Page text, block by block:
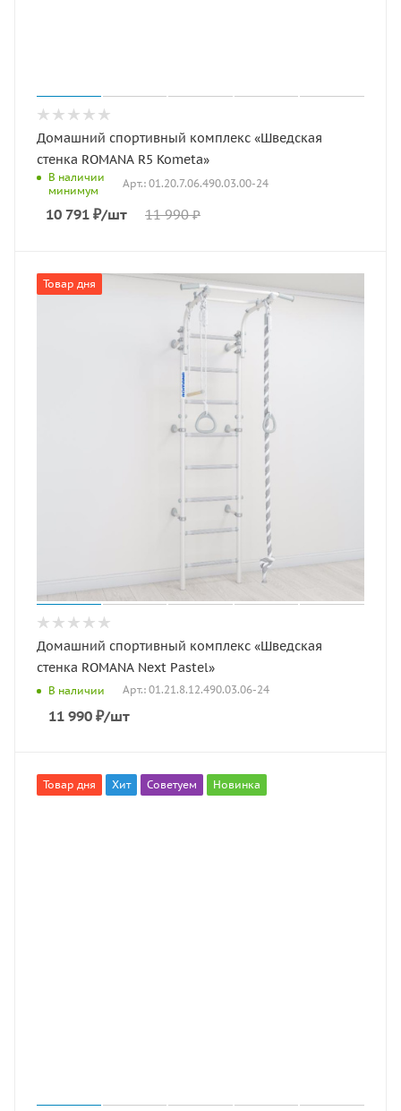
Домашний спортивный комплекс «Шведская
стенка ROMANA R5 Kometa»
В наличии
минимум
Арт.: 01.20.7.06.490.03.00-24
10 791 ₽/шт 11 990₽
Товар дня
Домашний спортивный комплекс «Шведская
стенка ROMANA Next Pastel»
В наличии Арт.: 01.21.8.12.490.03.06-24
11 990 ₽/шт
Товар дня Хит Советуем Новинка